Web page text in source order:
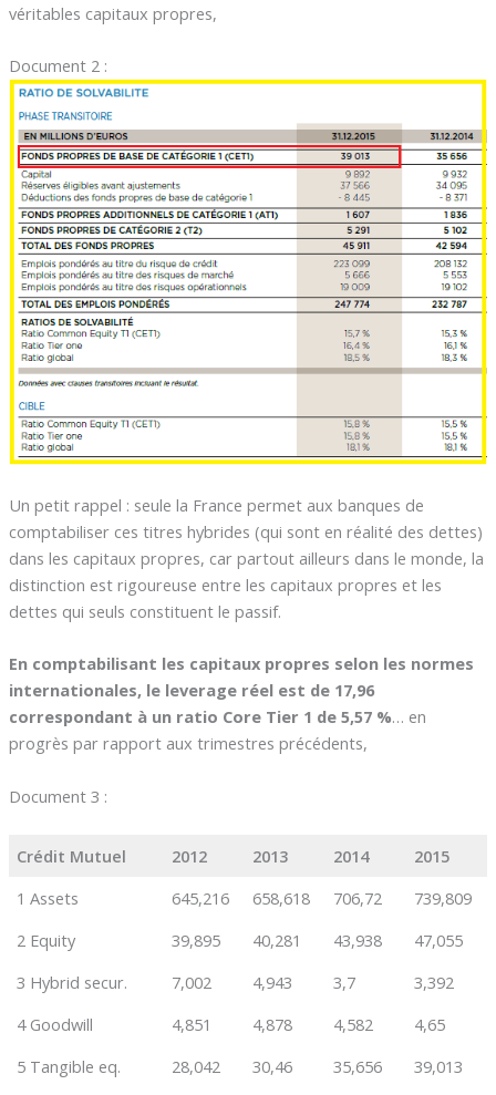
véritables capitaux propres,
Document 2 :
Un petit rappel : seule la France permet aux banques de
comptabiliser ces titres hybrides (qui sont en réalité des dettes)
dans les capitaux propres, car partout ailleurs dans le monde, la
distinction est rigoureuse entre les capitaux propres et les
dettes qui seuls constituent le passif.
En comptabilisant les capitaux propres selon les normes
internationales, le leverage réel est de 17,96
correspondant à un ratio Core Tier 1 de 5,57 %… en
progrès par rapport aux trimestres précédents,
Document 3 :
Crédit Mutuel 2012 2013 2014
2015
1 Assets
645,216 658,618 706,72
739,809
2 Equity
39,895 40,281 43,938
47,055
3 Hybrid secur.
7,002 4,943 3,7
3,392
4 Goodwill
4,851 4,878 4,582
4,65
5 Tangible eq.
28,042 30,46 35,656
39,013